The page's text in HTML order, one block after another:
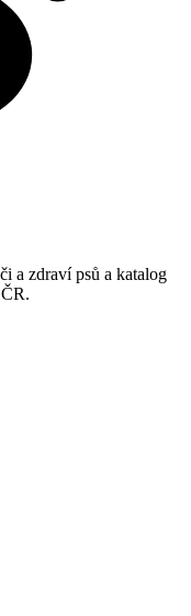
a zdraví psů a katalog